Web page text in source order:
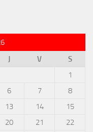
J V
S
1
6 7
8
13 14
15
20 21
22